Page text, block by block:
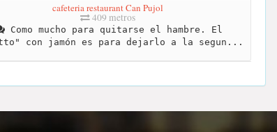
cafeteria restaurant Can Pujol
409 metros
Como mucho para quitarse el hambre. El
con jamón es para dejarlo a la segun...